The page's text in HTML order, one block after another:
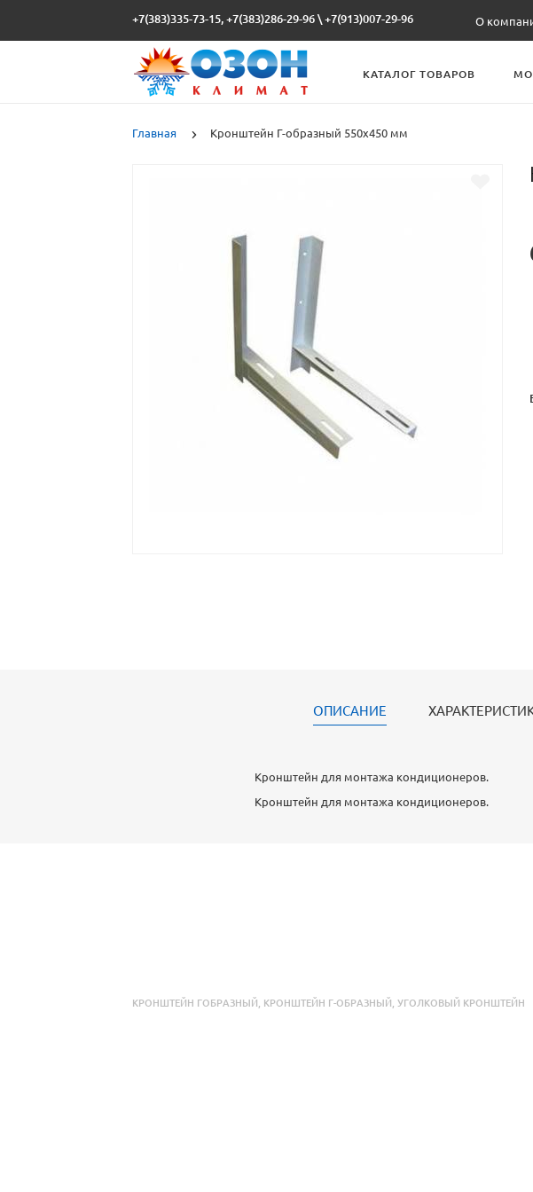
+7(383)335-73-15, +7(383)286-29-96 \+7(913)007-29-96 О
КАТАЛОГ ТОВАРОВ
Главная Кронштейн Г-образный 550x450 мм
ОПИСАНИЕ
Кронштейн для монтажа кондиционеров.
Кронштейн для монтажа кондиционеров.
КРОНШТЕЙН ГОБРАЗНЫЙ КРОНШТЕЙН Г-ОБРАЗНЫЙ ,УГОЛКОВЫЙ КРОНШТЕЙН